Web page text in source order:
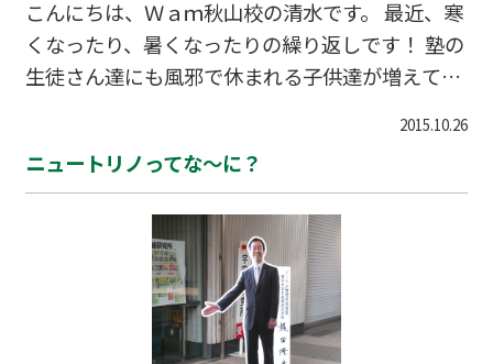
こんにちは、Ｗａｍ秋山校の清水です。 最近、寒
くなったり、暑くなったりの繰り返しです！ 塾の
生徒さん達にも風邪で休まれる子供達が増えてき
かなければなりません。そうでない子供達ももう
すぐ期末テストが待ってます。 風邪はひかないよ
ってください。
2015.10.26
ニュートリノってな～に？